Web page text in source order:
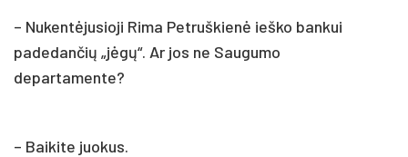
– Nukentėjusioji Rima Petruškienė ieško bankui
padedančių „jėgų“. Ar jos ne Saugumo
departamente?
– Baikite juokus.